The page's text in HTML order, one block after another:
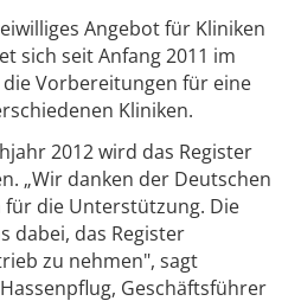
Angebot für Kliniken
sich seit Anfang 2011 im
Vorbereitungen für eine
Kliniken.
2012 wird das Register
„Wir danken der Deutschen
die Unterstützung. Die
dabei, das Register
zu nehmen", sagt
Geschäftsführer